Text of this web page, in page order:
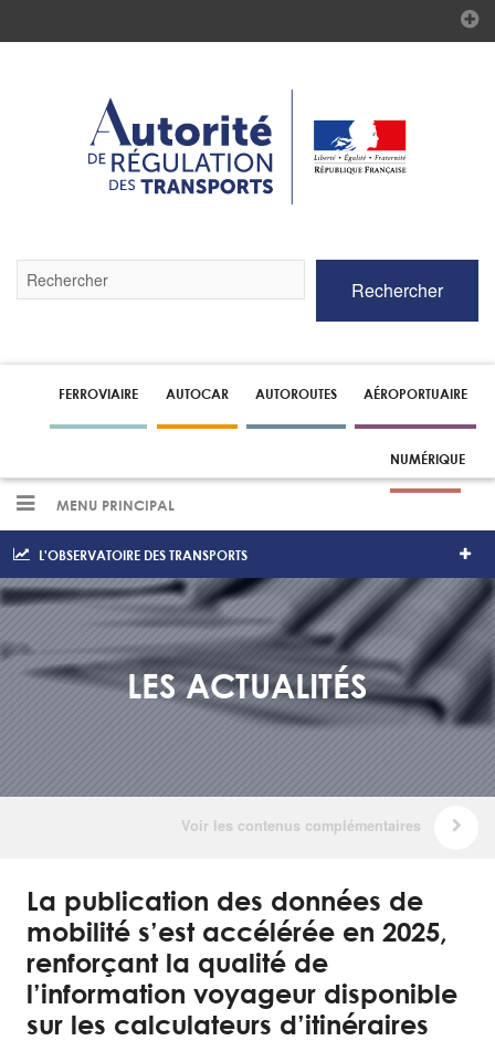
par
pour
recherche
Rechercher
FERROVIAIRE AUTOCAR AUTOROUTES AÉROPORTUAIRE
NUMÉRIQUE
MENU PRINCIPAL
L'OBSERVATOIRE DES TRANSPORTS
LES ACTUALITÉS
La publication des données de
mobilité s’est accélérée en 2025,
renforçant la qualité de
l’information voyageur disponible
sur les calculateurs d’itinéraires